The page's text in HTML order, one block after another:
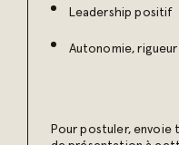
Leadership positif
Autonomie,
Pour postuler,